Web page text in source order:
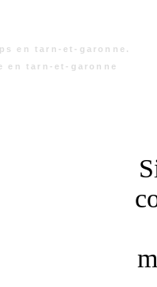
en tarn-et-garonne.
en tarn-et-garonne